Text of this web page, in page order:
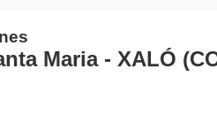
Maria - XALÓ